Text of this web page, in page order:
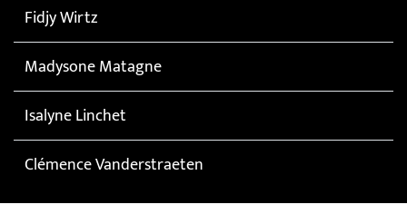
Fidjy Wirtz
Madysone Matagne
Isalyne Linchet
Clémence Vanderstraeten